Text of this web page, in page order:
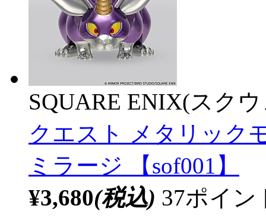
SQUARE ENIX(スク
クエスト メタリック
ミラージ 【sof001】
¥3,680(税込) 37ポイ